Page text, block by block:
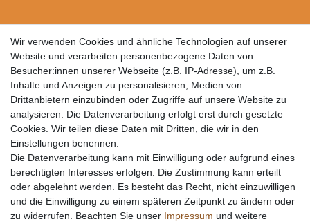
Wir verwenden Cookies und ähnliche Technologien auf unserer
Website und verarbeiten personenbezogene Daten von
Besucher:innen unserer Webseite (z.B. IP-Adresse), um z.B.
Inhalte und Anzeigen zu personalisieren, Medien von
Drittanbietern einzubinden oder Zugriffe auf unsere Website zu
analysieren. Die Datenverarbeitung erfolgt erst durch gesetzte
Cookies. Wir teilen diese Daten mit Dritten, die wir in den
Einstellungen benennen.
Die Datenverarbeitung kann mit Einwilligung oder aufgrund eines
berechtigten Interesses erfolgen. Die Zustimmung kann erteilt
oder abgelehnt werden. Es besteht das Recht, nicht einzuwilligen
und die Einwilligung zu einem späteren Zeitpunkt zu ändern oder
zu widerrufen. Beachten Sie unser Impressum und weitere